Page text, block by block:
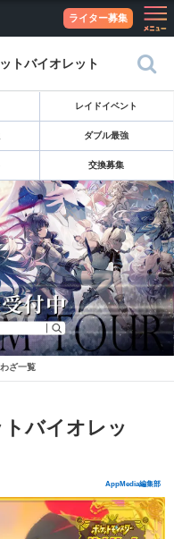
ライター募集
トバイオレット
レイドイベント
ダブル最強
交換募集
ざ一覧
バイオレッ
AppMedia編集部